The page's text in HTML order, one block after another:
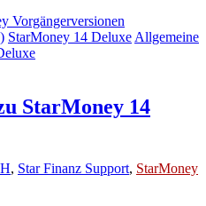
Vorgängerversionen
StarMoney 14 DeluxeAllgemeine
StarMoney 14
, Star Finanz Support, StarMoney